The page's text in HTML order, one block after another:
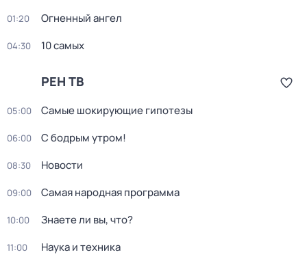
01:20 Огненный ангел
04:30 10 самых
РЕН ТВ
05:00 Самые шoкиpующие гипотезы
06:00 С бодрым утром!
08:30 Новости
09:00 Самая народная программа
10:00 Знаете ли вы, что?
11:00 Наука и техника